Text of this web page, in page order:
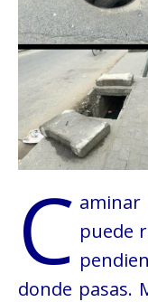
C puede
donde pasas.